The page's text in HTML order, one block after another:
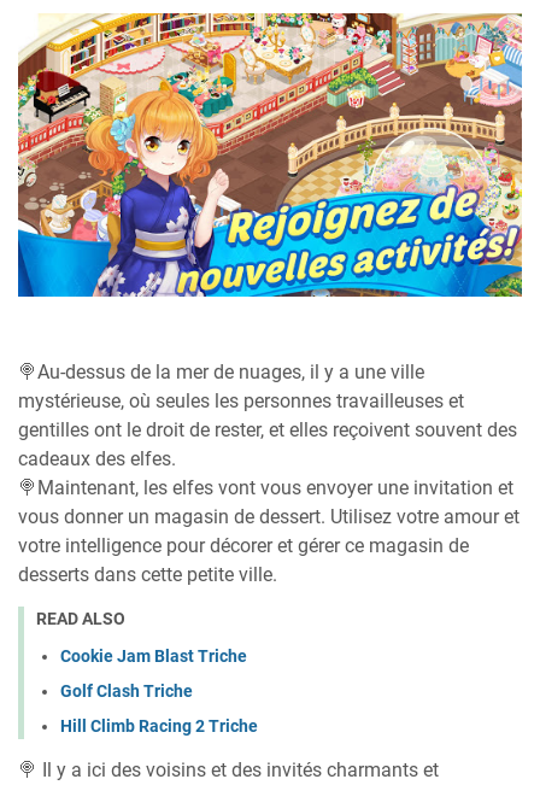
🍭Au-dessus de la mer de nuages, il y a une ville
mystérieuse, où seules les personnes travailleuses et
gentilles ont le droit de rester, et elles reçoivent souvent des
cadeaux des elfes.
🍭Maintenant, les elfes vont vous envoyer une invitation et
vous donner un magasin de dessert. Utilisez votre amour et
votre intelligence pour décorer et gérer ce magasin de
desserts dans cette petite ville.
READ ALSO
Cookie Jam Blast Triche
Golf Clash Triche
Hill Climb Racing 2 Triche
🍭 Il y a ici des voisins et des invités charmants et